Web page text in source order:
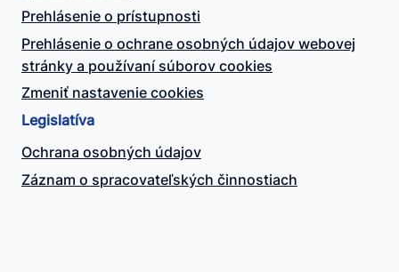
Prehlásenie o prístupnosti
Prehlásenie o ochrane osobných údajov webovej
stránky a používaní súborov cookies
Zmeniť nastavenie cookies
Legislatíva
Ochrana osobných údajov
Záznam o spracovateľských činnostiach